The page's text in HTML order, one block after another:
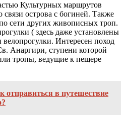
Культурных маршрутов
острова с богиней. Также
сети других живописных троп.
( здесь даже установлены
велопрогулки. Интересен поход
Анаргири, ступени которой
тропы, ведущие к пещере
отправиться в путешествие